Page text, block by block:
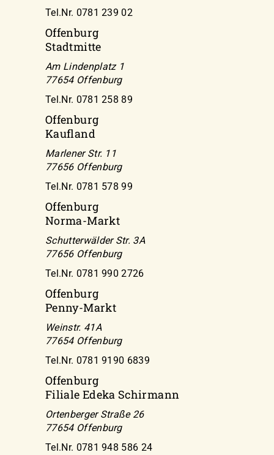
Tel.Nr. 0781 239 02
Offenburg
Stadtmitte
Am Lindenplatz 1
77654 Offenburg
Tel.Nr. 0781 258 89
Offenburg
Kaufland
Marlener Str. 11
77656 Offenburg
Tel.Nr. 0781 578 99
Offenburg
Norma-Markt
Schutterwälder Str. 3A
77656 Offenburg
Tel.Nr. 0781 990 2726
Offenburg
Penny-Markt
Weinstr. 41A
77654 Offenburg
Tel.Nr. 0781 9190 6839
Offenburg
Filiale Edeka Schirmann
Ortenberger Straße 26
77654 Offenburg
Tel.Nr. 0781 948 586 24